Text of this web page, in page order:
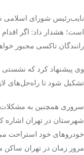
نایب‌رئیس شورای اسلامی
است؛ هشدار داد: اگر
رانندگان تاکسی مجبور
وی پیشنهاد کرد که نشستی
تشکیل شود تا راه‌حل‌های
سروری همچنین به
شهرستان در تهران اشاره
خودروهای خود استراحت
مرور زمان در تهران